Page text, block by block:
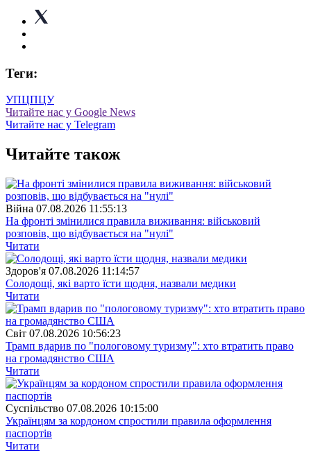
Теги:
УПЦПЦУ
Читайте нас у Google News
Читайте нас у Telegram
Читайте також
Війна 07.08.2026 11:55:13
На фронті змінилися правила виживання: військовий
розповів, що відбувається на "нулі"
Читати
Здоров'я 07.08.2026 11:14:57
Солодощі, які варто їсти щодня, назвали медики
Читати
Свiт 07.08.2026 10:56:23
Трамп вдарив по "пологовому туризму": хто втратить право
на громадянство США
Читати
Суспiльство 07.08.2026 10:15:00
Українцям за кордоном спростили правила оформлення
паспортів
Читати